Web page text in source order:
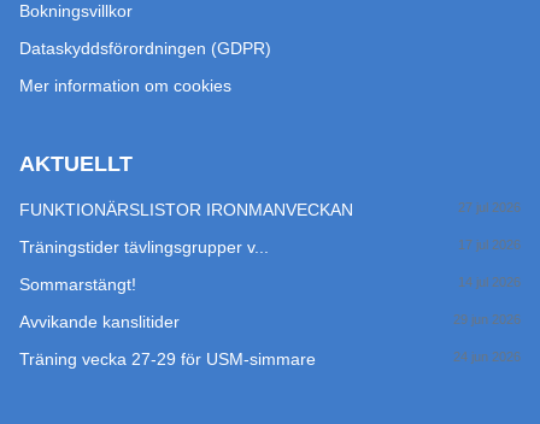
Bokningsvillkor
Dataskyddsförordningen (GDPR)
Mer information om cookies
AKTUELLT
FUNKTIONÄRSLISTOR IRONMANVECKAN 27 jul 2026
Träningstider tävlingsgrupper v... 17 jul 2026
Sommarstängt! 14 jul 2026
Avvikande kanslitider 29 jun 2026
Träning vecka 27-29 för USM-simmare 24 jun 2026